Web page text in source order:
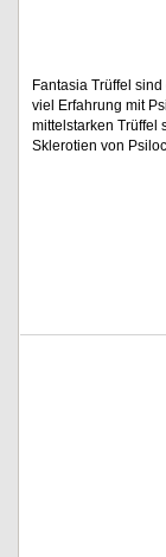
Fantasia Trüffel
viel Erfahrung mit
mittelstarken Trüffel
Sklerotien von